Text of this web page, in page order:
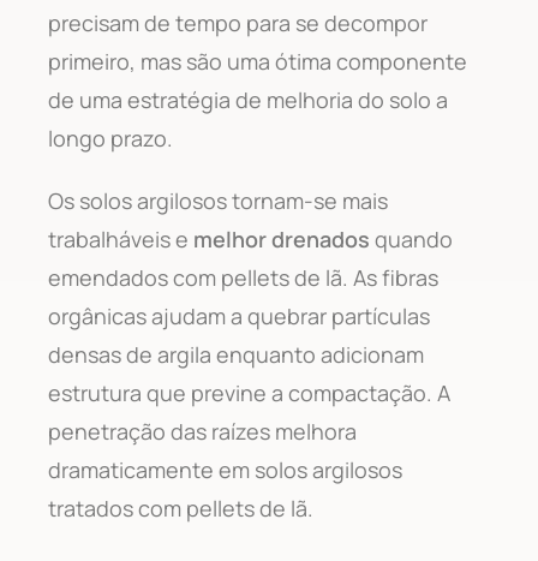
precisam de tempo para se decompor
primeiro, mas são uma ótima componente
de uma estratégia de melhoria do solo a
longo prazo.
Os solos argilosos tornam-se mais
trabalháveis e melhor drenados quando
emendados com pellets de lã. As fibras
orgânicas ajudam a quebrar partículas
densas de argila enquanto adicionam
estrutura que previne a compactação. A
penetração das raízes melhora
dramaticamente em solos argilosos
tratados com pellets de lã.